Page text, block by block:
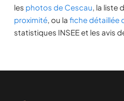
les photos de Cescau, la liste
proximité, ou la fiche détaillée
statistiques INSEE et les avis